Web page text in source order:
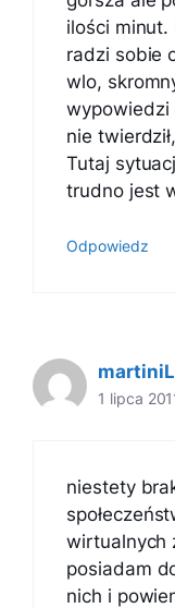
ilości minut.
radzi sobie
wlo,
wypowiedzi
nie
Tutaj
trudno jest
Odpowiedz
martiniL
1 lipca
niestety
wirtualnych
posiadam
nich i